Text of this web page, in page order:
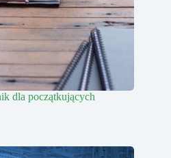
dla początkujących